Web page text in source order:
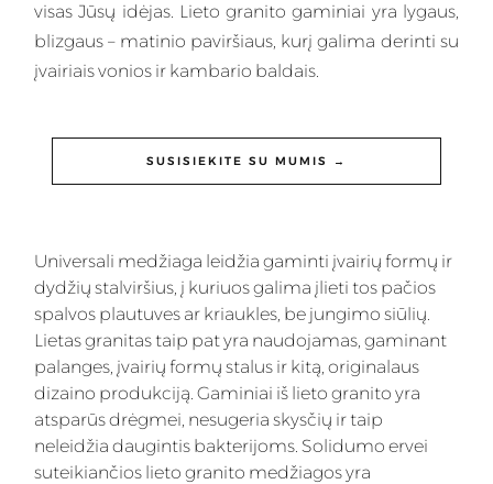
visas Jūsų idėjas. Lieto granito gaminiai yra lygaus,
blizgaus – matinio paviršiaus, kurį galima derinti su
įvairiais vonios ir kambario baldais.
SUSISIEKITE SU MUMIS →
Universali medžiaga leidžia gaminti įvairių formų ir
dydžių stalviršius, į kuriuos galima įlieti tos pačios
spalvos plautuves ar kriaukles, be jungimo siūlių.
Lietas granitas taip pat yra naudojamas, gaminant
palanges, įvairių formų stalus ir kitą, originalaus
dizaino produkciją. Gaminiai iš lieto granito yra
atsparūs drėgmei, nesugeria skysčių ir taip
neleidžia daugintis bakterijoms. Solidumo ervei
suteikiančios lieto granito medžiagos yra